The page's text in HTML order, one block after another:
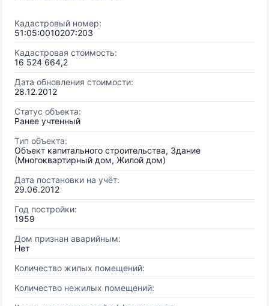
Кадастровый номер:
51:05:0010207:203
Кадастровая стоимость:
16 524 664,2
Дата обновления стоимости:
28.12.2012
Статус объекта:
Ранее учтенный
Тип объекта:
Объект капитального строительства, Здание
(Многоквартирный дом, Жилой дом)
Дата постановки на учёт:
29.06.2012
Год постройки:
1959
Дом признан аварийным:
Нет
Количество жилых помещений:
Количество нежилых помещений: